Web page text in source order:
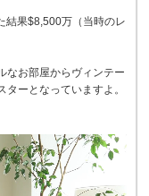
結果$8,500万（当時のレ
なお部屋からヴィンテー
ーとなっていますよ。